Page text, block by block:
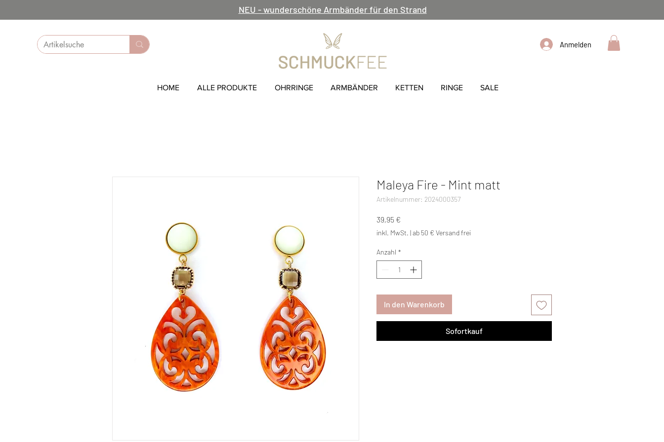
NEU - wunderschöne Armbänder für den Strand
Anmelden
HOME ALLE PRODUKTE OHRRINGE ARMBÄNDER KETTEN RINGE SALE
Maleya Fire - Mint matt
Artikelnummer: 2024000357
39,95 €
inkl. MwSt. |ab 50 € Versand frei
Anzahl *
In den Warenkorb
Sofortkauf